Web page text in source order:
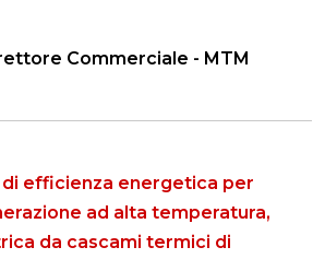
Commerciale - MTM
di efficienza energetica per
ad alta temperatura,
da cascami termici di